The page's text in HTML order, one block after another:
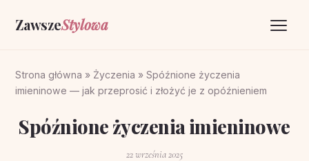
ZawszeStylowa
Życzenia
O portalu
Strona główna » Życzenia » Spóźnione życzenia
imieninowe — jak przeprosić i złożyć je z opóźnieniem
Spóźnione życzenia imieninowe
22 września 2025